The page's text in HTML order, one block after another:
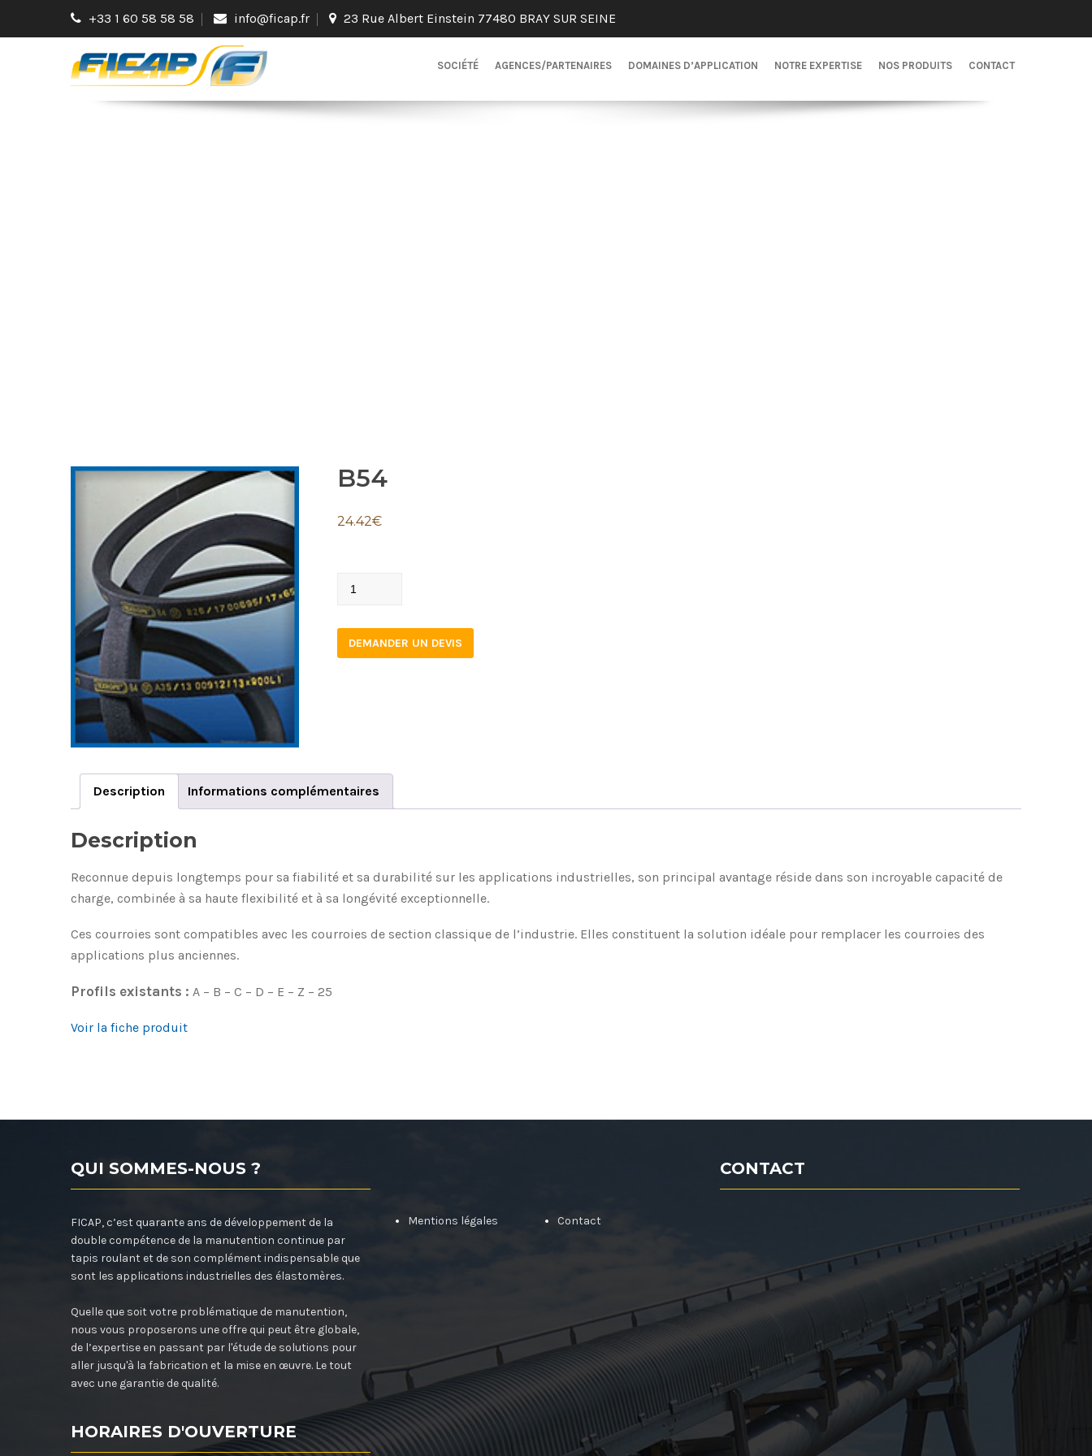
+33 1 60 58 58 58 info@ficap.fr 23 Rue Albert Einstein 77480 BRAY SUR SEINE
SOCIÉTÉ AGENCES/PARTENAIRES DOMAINES D’APPLICATION NOTRE EXPERTISE NOS PRODUITS CONTACT
B54
24.42€
B54
DEMANDER UN DEVIS
Description Informations complémentaires
Description
Reconnue depuis longtemps pour sa fiabilité et sa durabilité sur les applications industrielles, son principal avantage réside dans son incroyable capacité de
charge, combinée à sa haute flexibilité et à sa longévité exceptionnelle.
Ces courroies sont compatibles avec les courroies de section classique de l’industrie. Elles constituent la solution idéale pour remplacer les courroies des
applications plus anciennes.
Profils existants : A – B – C – D – E – Z – 25
Voir la fiche produit
QUI SOMMES-NOUS ?
FICAP, c’est quarante ans de développement de la
double compétence de la manutention continue par
tapis roulant et de son complément indispensable que
sont les applications industrielles des élastomères.
Quelle que soit votre problématique de manutention,
nous vous proposerons une offre qui peut être globale,
de l’expertise en passant par l'étude de solutions pour
aller jusqu'à la fabrication et la mise en œuvre. Le tout
avec une garantie de qualité.
HORAIRES D'OUVERTURE
Mentions légales Contact
CONTACT